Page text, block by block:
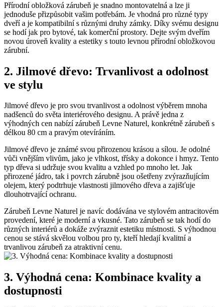
Přírodní obložková zárubeň je snadno montovatelná a lze ji
jednoduše přizpůsobit vašim potřebám. Je vhodná pro různé typy
dveří a je kompatibilní s různými druhy zámky. Díky svému designu
se hodí jak pro bytové, tak komerční prostory. Dejte svým dveřím
novou úroveň kvality a estetiky s touto levnou přírodní obložkovou
zárubní.
2. Jilmové dřevo: Trvanlivost a odolnost
ve stylu
Jilmové dřevo je pro svou trvanlivost a odolnost výběrem mnoha
nadšenců do světa interiérového designu. A právě jedna z
výhodných cen nabízí zárubeň Levne Naturel, konkrétně zárubeň s
délkou 80 cm a pravým otevíráním.
Jilmové dřevo je známé svou přirozenou krásou a sílou. Je odolné
vůči vnějším vlivům, jako je vlhkost, třísky a dokonce i hmyz. Tento
typ dřeva si udržuje svou kvalitu a vzhled po mnoho let. Jak
přirozené jádro, tak i povrch zárubně jsou ošetřeny zvýrazňujícím
olejem, který podtrhuje vlastnosti jilmového dřeva a zajišťuje
dlouhotrvající ochranu.
Zárubeň Levne Naturel je navíc dodávána ve stylovém antracitovém
provedení, které je moderní a vkusné. Tato zárubeň se tak hodí do
různých interiérů a dokáže zvýraznit estetiku místnosti. S výhodnou
cenou se stává skvělou volbou pro ty, kteří hledají kvalitní a
trvanlivou zárubeň za atraktivní cenu.
3. Výhodná cena: Kombinace kvality a
dostupnosti